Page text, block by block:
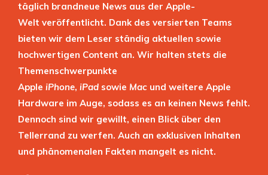
täglich brandneue News aus der Apple-
Welt veröffentlicht. Dank des versierten Teams
bieten wir dem Leser ständig aktuellen sowie
hochwertigen Content an. Wir halten stets die
Themenschwerpunkte
Apple iPhone, iPad sowie Mac und weitere Apple
Hardware im Auge, sodass es an keinen News fehlt.
Dennoch sind wir gewillt, einen Blick über den
Tellerrand zu werfen. Auch an exklusiven Inhalten
und phänomenalen Fakten mangelt es nicht.